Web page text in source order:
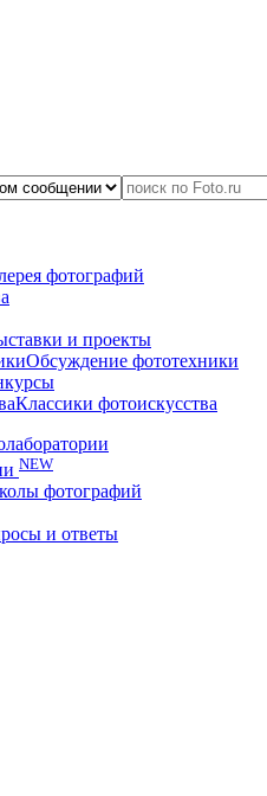
фотографий
и проекты
Обсуждение фототехники
Классики фотоискусства
NEW
фотографий
и ответы